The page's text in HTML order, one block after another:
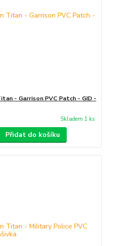
- Garrison PVC Patch - GID -
Skladem 1 ks
Přidat do košíku